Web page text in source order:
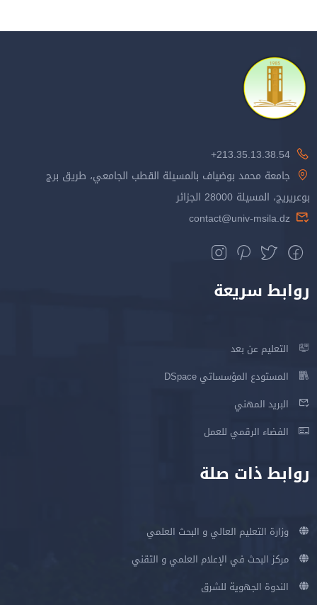
213.35.13.38.54+
جامعة محمد بوضياف بالمسيلة القطب الجامعي، طريق برج
بوعريريج، المسيلة 28000 الجزائر
contact@univ-msila.dz
روابط سريعة
التعليم عن بعد
المستودع المؤسساتي DSpace
البريد المهني
الفضاء الرقمي للعمل
روابط ذات صلة
وزارة التعليم العالي و البحث العلمي
مركز البحث في الإعلام العلمي و التقني
الندوة الجهوية للشرق